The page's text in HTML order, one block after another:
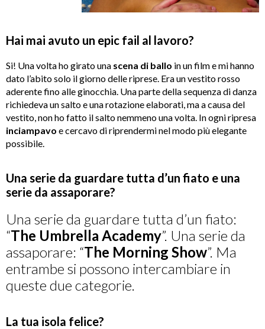
Hai mai avuto un epic fail al lavoro?
Si! Una volta ho girato una scena di ballo in un film e mi hanno
dato l’abito solo il giorno delle riprese. Era un vestito rosso
aderente fino alle ginocchia. Una parte della sequenza di danza
richiedeva un salto e una rotazione elaborati, ma a causa del
vestito, non ho fatto il salto nemmeno una volta. In ogni ripresa
inciampavo e cercavo di riprendermi nel modo più elegante
possibile.
Una serie da guardare tutta d’un fiato e una
serie da assaporare?
Una serie da guardare tutta d’un fiato:
“The Umbrella Academy”. Una serie da
assaporare: “The Morning Show”. Ma
entrambe si possono intercambiare in
queste due categorie.
La tua isola felice?